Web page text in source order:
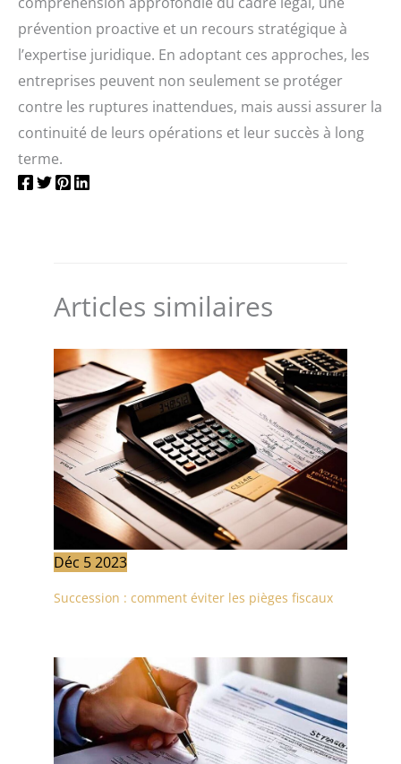
prévention proactive et un recours stratégique à
l’expertise juridique. En adoptant ces approches, les
entreprises peuvent non seulement se protéger
contre les ruptures inattendues, mais aussi assurer la
continuité de leurs opérations et leur succès à long
terme.
Articles similaires
Déc 52023
Succession : comment éviter les pièges fiscaux